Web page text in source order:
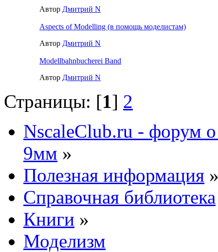
Автор Дмитрий N
Aspects of Modelling (в помощь моделистам)
Автор Дмитрий N
Modellbahnbucherei Band
Автор Дмитрий N
Страницы: [1] 2
NscaleClub.ru - форум
9мм »
Полезная информация
Справочная библиотека
Книги »
Моделизм